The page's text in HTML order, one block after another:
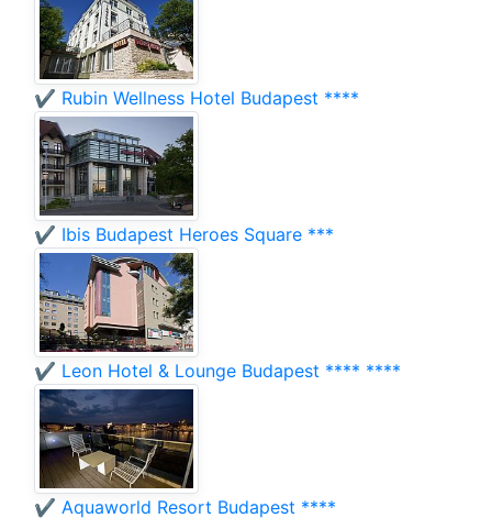
✔️ Rubin Wellness Hotel Budapest ****
✔️ Ibis Budapest Heroes Square ***
✔️ Leon Hotel & Lounge Budapest **** ****
✔️ Aquaworld Resort Budapest ****